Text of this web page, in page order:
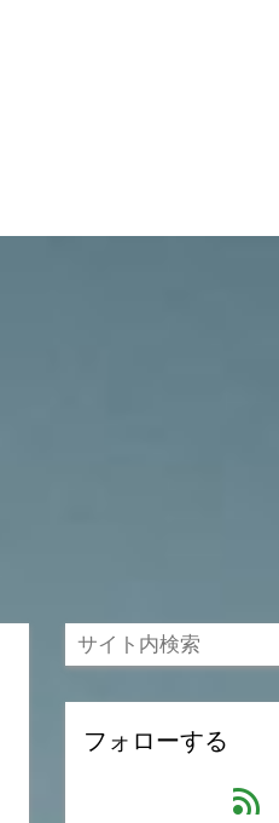
フォローする
feed